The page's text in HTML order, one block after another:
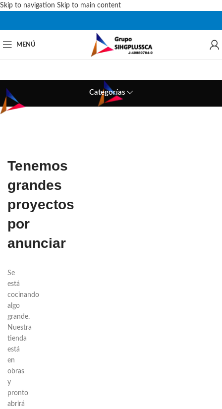
Skip to navigation Skip to main content
MENÚ
Categorías
Tenemos
grandes
proyectos
por
anunciar
Se
está
cocinando
algo
grande.
Nuestra
tienda
está
en
obras
y
pronto
abrirá